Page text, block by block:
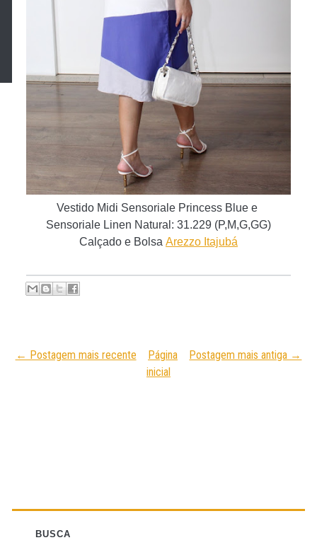
Vestido Midi Sensoriale Princess Blue e
Sensoriale Linen Natural : 31.229 (P,M,G,GG)
Calçado e Bolsa Arezzo Itajubá
← Postagem mais recente Postagem mais antiga →
Página
inicial
BUSCA